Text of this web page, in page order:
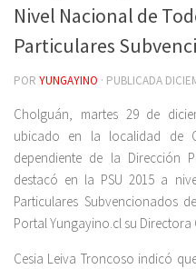
Nivel Nacional de
Particulares
POR YUNGAYINO · PUBLICADA
Cholguán, martes 29 de
ubicado en la localidad de
dependiente de la Dirección
destacó en la PSU 2015 a
Particulares Subvencionados
Portal Yungayino.cl su Directora
Cesia Leiva Troncoso indicó